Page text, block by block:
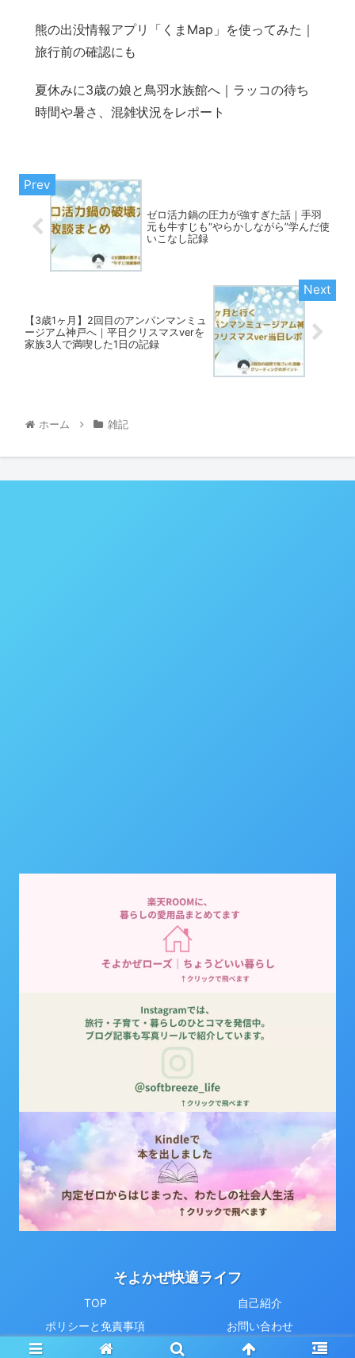
熊の出没情報アプリ「くまMap」を使ってみた｜
旅行前の確認にも
夏休みに3歳の娘と鳥羽水族館へ｜ラッコの待ち
時間や暑さ、混雑状況をレポート
ゼロ活力鍋の圧力が強すぎた話｜手羽
元も牛すじも“やらかしながら”学んだ使
いこなし記録
【3歳1ヶ月】2回目のアンパンマンミュ
ージアム神戸へ｜平日クリスマスverを
家族3人で満喫した1日の記録
ホーム 雑記
そよかぜ快適ライフ
TOP
自己紹介
ポリシーと免責事項
お問い合わせ
© 2021 そよかぜ快適ライフ.